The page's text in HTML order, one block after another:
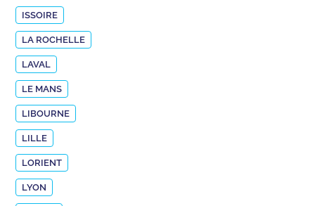
ISSOIRE
LA ROCHELLE
LAVAL
LE MANS
LIBOURNE
LILLE
LORIENT
LYON